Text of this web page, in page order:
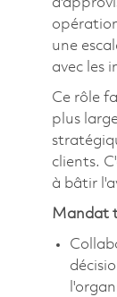
une
avec les
Ce rôle
plus
clients.
à bâtir
Mandat